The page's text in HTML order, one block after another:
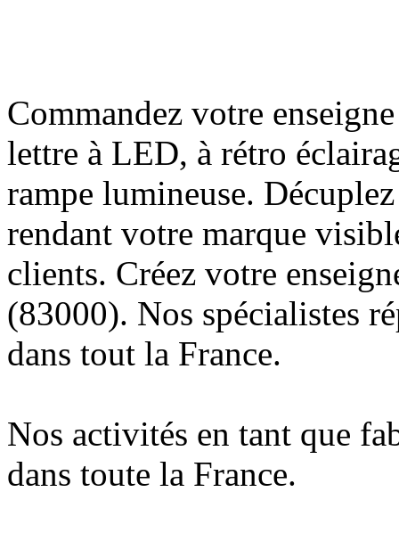
Commandez votre
lettre à LED, à rétro
rampe lumineuse.
rendant votre marque
clients. Créez votre
(83000). Nos spécialistes
dans tout la France.
Nos activités en tant que
dans toute la France.